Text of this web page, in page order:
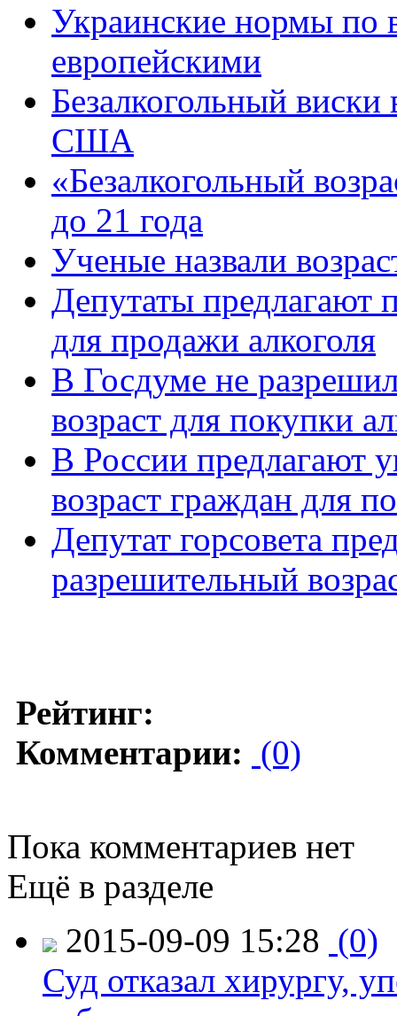
Украинские нормы по
европейскими
Безалкогольный
США
«Безалкогольный
до 21 года
Ученые назвали
Депутаты предлагают
для продажи алкоголя
В Госдуме не
возраст для покупки
В России предлагают
возраст граждан для
Депутат горсовета
разрешительный
Рейтинг:
Комментарии: (0)
Пока комментариев нет
Ещё в разделе
2015-09-09 15:28 (0)
Суд отказал хирургу,